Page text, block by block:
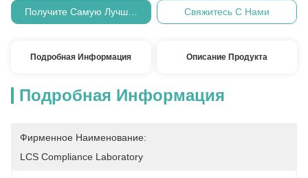
Получите Самую Лучшую Цену Свяжитесь С Нами
Подробная Информация Описание Продукта
Подробная Информация
Фирменное Наименование:
LCS Compliance Laboratory